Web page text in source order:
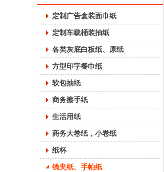
定制广告盒装面巾纸
定制车载桶装抽纸
各类灰底白板纸、原纸
方型印字餐巾纸
软包抽纸
商务擦手纸
生活用纸
商务大卷纸，小卷纸
纸杯
钱夹纸、手帕纸